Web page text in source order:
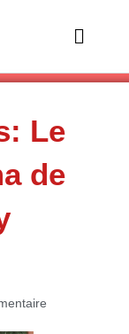
Main
Le
de